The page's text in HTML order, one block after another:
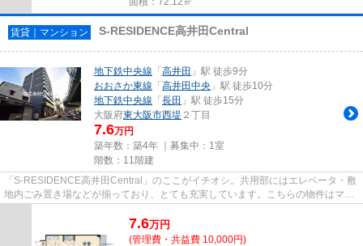
賃貸｜マンション S-RESIDENCE高井田Central
地下鉄中央線 「高井田 」駅 徒歩9分
おおさか東線 「高井田中央 」駅 徒歩10分
地下鉄中央線 「長田 」駅 徒歩15分
大阪府東大阪市西堤 ２丁目
7.6万円
築年数：築4年 ｜募集中： 1室
階数：11階建
「S-RESIDENCE高井田Central」のここがイチオシ。共用部にはエレベータ・敷
地内ごみ置き場などが揃っており、とても充実しています。こちらの物件はマン
ションです。地上11階建てのマ...
7.6万円
(管理費・共益費 10,000円)